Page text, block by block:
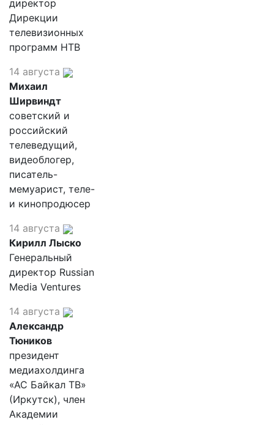
директор
Дирекции
телевизионных
программ НТВ
14 августа
Михаил
Ширвиндт
советский и
российский
телеведущий,
видеоблогер,
писатель-
мемуарист, теле-
и кинопродюсер
14 августа
Кирилл Лыско
Генеральный
директор Russian
Media Ventures
14 августа
Александр
Тюников
президент
медиахолдинга
«АС Байкал ТВ»
(Иркутск), член
Академии